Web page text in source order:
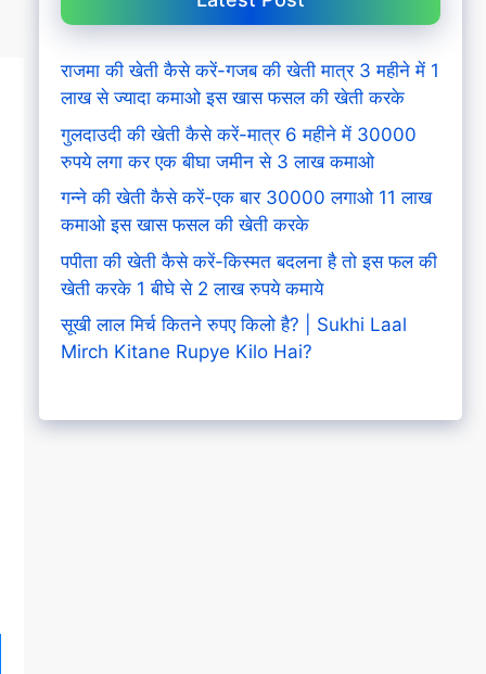
राजमा की खेती कैसे करें-गजब की खेती मात्र 3 महीने में 1
लाख से ज्यादा कमाओ इस खास फसल की खेती करके
गुलदाउदी की खेती कैसे करें-मात्र 6 महीने में 30000
रुपये लगा कर एक बीघा जमीन से 3 लाख कमाओ
गन्ने की खेती कैसे करें-एक बार 30000 लगाओ 11 लाख
कमाओ इस खास फसल की खेती करके
पपीता की खेती कैसे करें-किस्मत बदलना है तो इस फल की
खेती करके 1 बीघे से 2 लाख रुपये कमाये
सूखी लाल मिर्च कितने रुपए किलो है? | Sukhi Laal
Mirch Kitane Rupye Kilo Hai?